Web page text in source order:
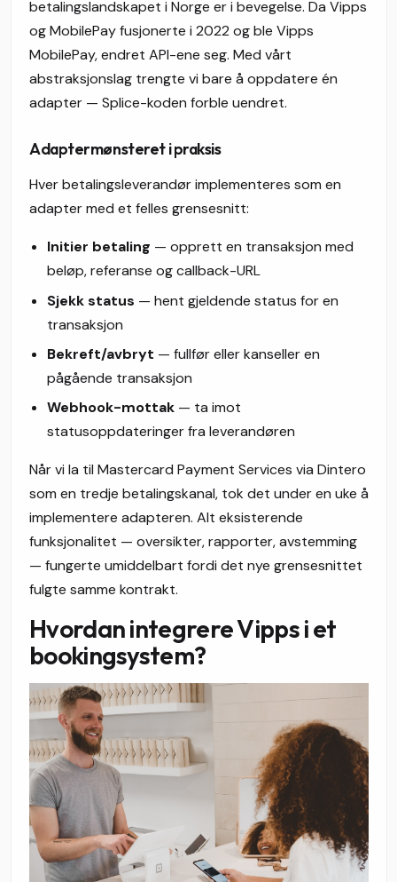
betalingslandskapet i Norge er i bevegelse. Da Vipps
og MobilePay fusjonerte i 2022 og ble Vipps
MobilePay, endret API-ene seg. Med vårt
abstraksjonslag trengte vi bare å oppdatere én
adapter — Splice-koden forble uendret.
Adaptermønsteret i praksis
Hver betalingsleverandør implementeres som en
adapter med et felles grensesnitt:
Initier betaling — opprett en transaksjon med
beløp, referanse og callback-URL
Sjekk status — hent gjeldende status for en
transaksjon
Bekreft/avbryt — fullfør eller kanseller en
pågående transaksjon
Webhook-mottak — ta imot
statusoppdateringer fra leverandøren
Når vi la til Mastercard Payment Services via Dintero
som en tredje betalingskanal, tok det under en uke å
implementere adapteren. Alt eksisterende
funksjonalitet — oversikter, rapporter, avstemming
— fungerte umiddelbart fordi det nye grensesnittet
fulgte samme kontrakt.
Hvordan integrere Vipps i et
bookingsystem?